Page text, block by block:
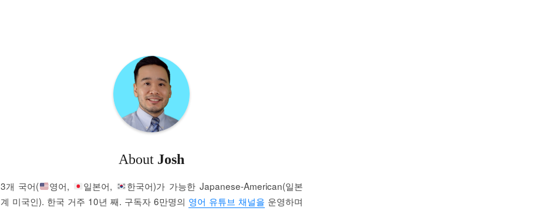
About Josh
3개 국어( 영어, 일본어,
한국어)가 가능한 Japanese-American(일본
계 미국인). 한국 거주 10년 째. 구독자 6만명의 영어 유튜브 채널을 운영하며